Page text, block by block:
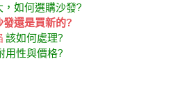
，如何選購沙發?
發還是買新的?
該如何處理?
用性與價格?